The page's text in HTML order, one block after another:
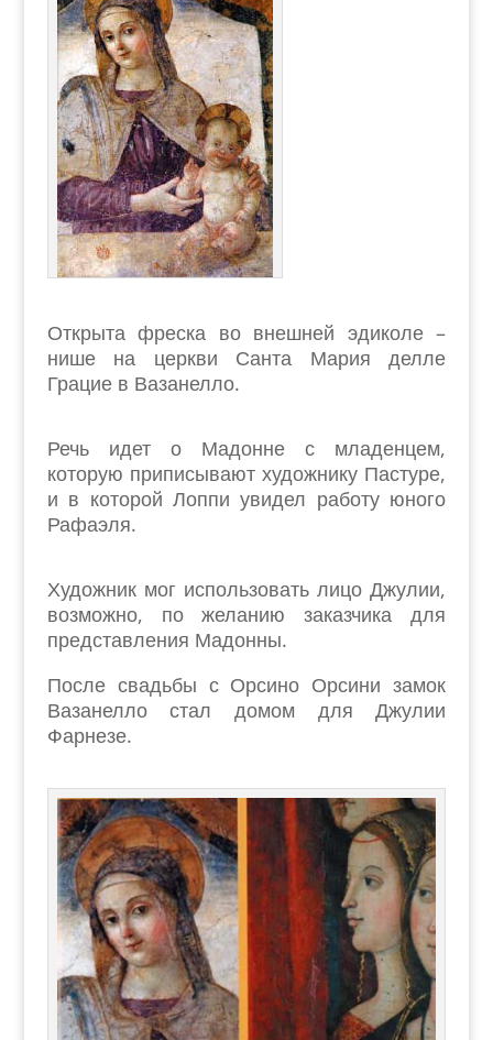
Открыта фреска во внешней эдиколе –
нише на церкви Санта Мария делле
Грацие в Вазанелло.
Речь идет о Мадонне с младенцем,
которую приписывают художнику Пастуре,
и в которой Лоппи увидел работу юного
Рафаэля.
Художник мог использовать лицо Джулии,
возможно, по желанию заказчика для
представления Мадонны.
После свадьбы с Орсино Орсини замок
Вазанелло стал домом для Джулии
Фарнезе.